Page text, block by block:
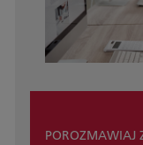
POROZMAWIAJ